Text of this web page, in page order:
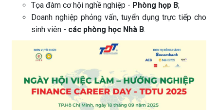
Tọa đàm cơ hội nghề nghiệp - Phòng họp B;
Doanh nghiệp phỏng vấn, tuyển dụng trực tiếp cho
sinh viên - các phòng học Nhà B.